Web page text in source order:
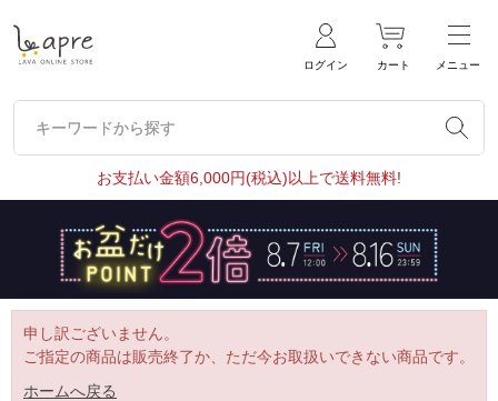
ログイン カート メニュー
キーワードから探す
キーワードから探す
お支払い金額6,000円(税込)以上で送料無料!
申し訳ございません。
ご指定の商品は販売終了か、ただ今お取扱いできない商品です。
ホームへ戻る